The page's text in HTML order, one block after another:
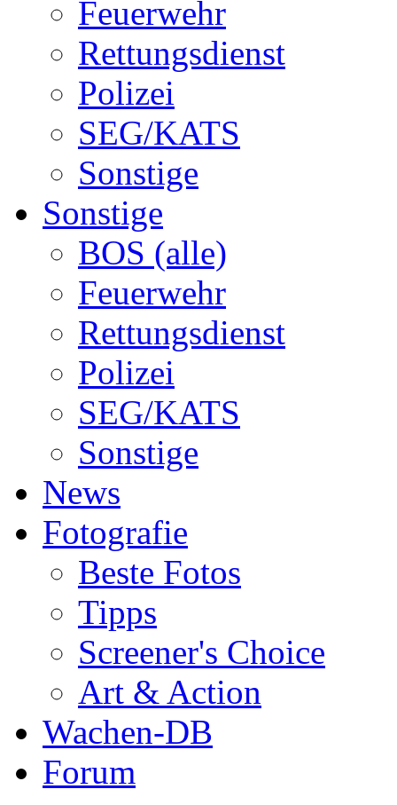
Feuerwehr
Rettungsdienst
Polizei
SEG/KATS
Sonstige
Sonstige
BOS (alle)
Feuerwehr
Rettungsdienst
Polizei
SEG/KATS
Sonstige
News
Fotografie
Beste Fotos
Tipps
Screener's Choice
Art & Action
Wachen-DB
Forum